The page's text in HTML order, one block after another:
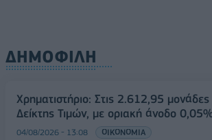
ΔΗΜΟΦΙΛΗ
Χρηματιστήριο: Στις 2.612,95 μονάδες
Δείκτης Τιμών, με οριακή άνοδο
04/08/2026 - 13:08 ΟΙΚΟΝΟΜΙΑ